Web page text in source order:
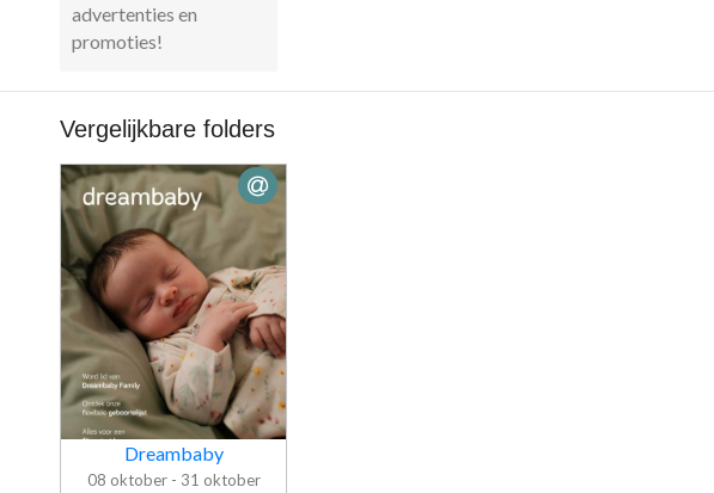
advertenties en
promoties!
Vergelijkbare folders
Dreambaby
08 oktober - 31 oktober